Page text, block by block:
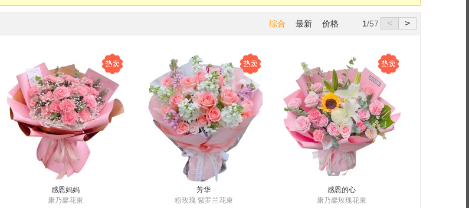
市订购：高蛋白黑猪肉肠 - 100%黑猪肉
订购：雀巢（Nestle）中老年奶粉礼盒 - 添加高钙益护因子 进口活性菌
淮南市 订购：高品质阿克苏薄皮核桃 - 5斤礼盒 零添加 不漂白
淮南市订购：长白山贡品 红松松子 - 原色松子 粒粒饱满
订购：温情脉脉 - 粉玫瑰百合花束
订购：伊利 高钙型牛奶（2箱共48盒） - 舒化无乳糖，真正好吸收
订购：好利来-缤纷果漾 - 100%动物奶油
美丽心情 - 香槟玫瑰 向日葵 洋桔梗
1/57 < >
综合 最新 价格
感恩妈妈
康乃馨花束
芳华
粉玫瑰 紫罗兰花束
感恩的心
康乃馨玫瑰花束